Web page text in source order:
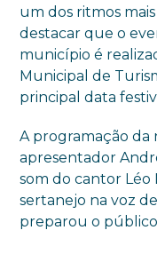
um dos ritmos
destacar que o
município é
Municipal de
principal data
A programação da
apresentador
som do cantor Léo
sertanejo na voz
preparou o